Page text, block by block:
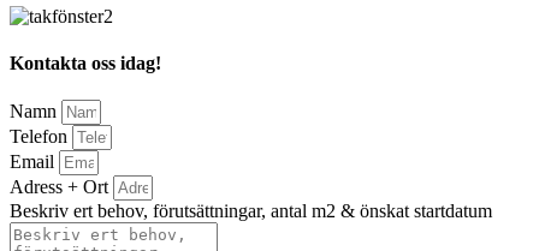
Kontakta oss idag!
Namn
Telefon
Email
Adress + Ort
Beskriv ert behov, förutsättningar, antal m2 & önskat startdatum